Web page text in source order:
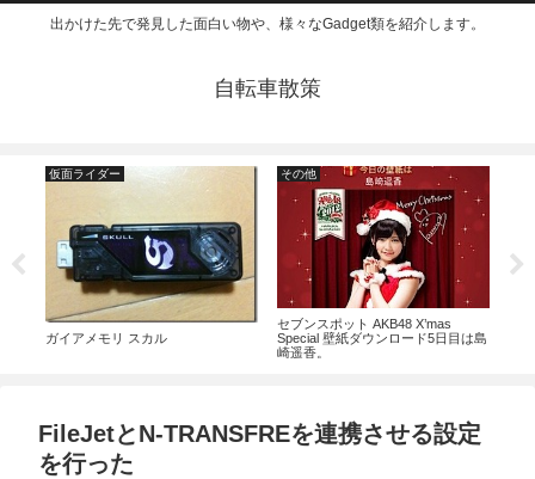
出かけた先で発見した面白い物や、様々なGadget類を紹介します。
自転車散策
仮面ライダー
ガイアメモリ スカル
その他
セブンスポット AKB48 X’mas
Special 壁紙ダウンロード5日目は島
崎遥香。
FileJetとN-TRANSFREを連携させる設定
を行った